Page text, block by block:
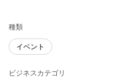
種類
イベント
ビジネスカテゴリ